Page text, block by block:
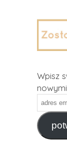
Wpisz
adres
email